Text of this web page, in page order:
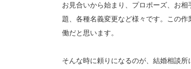
お見合いから始まり、プロポーズ、お
題、各種名義変更など様々です。この
働だと思います。
そんな時に頼りになるのが、結婚相談